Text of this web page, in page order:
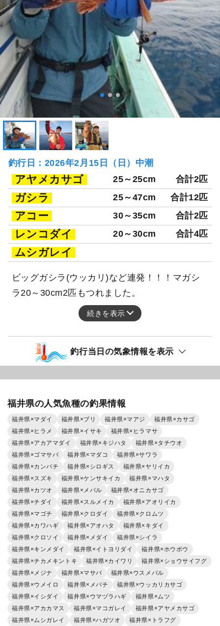
釣行日：2026年2月15日（日）中潮
アヤメカサゴ 25～25cm 合計2匹
ガシラ 25～47cm 合計12匹
アコー 30～35cm 合計2匹
レンコダイ 20～30cm 合計4匹
ムシガレイ
ビッグガシラ(ウッカリ)など連発！！！マガシ
ラ20～30cm2匹もつれました。
続きを表示
釣行当日の気象情報を表示
福井県の人気魚種の釣果情報
福井県×マダイ 福井県×ブリ 福井県×マアジ
福井県×カサゴ
福井県×ヒラメ
福井県×イサキ
福井県×ヒラマサ
福井県×アカアマダイ
福井県×キジハタ
福井県×タチウオ
福井県×ゴマサバ
福井県×マダコ
福井県×サワラ
福井県×カンパチ
福井県×シロギス
福井県×ヤリイカ
福井県×スズキ
福井県×ケンサキイカ
福井県×マハタ
福井県×カツオ
福井県×メバル
福井県×オニカサゴ
福井県×チダイ
福井県×スルメイカ
福井県×アオリイカ
福井県×マゴチ
福井県×クロダイ
福井県×クロムツ
福井県×カワハギ
福井県×アオハタ
福井県×キダイ
福井県×クロソイ
福井県×メダイ
福井県×シイラ
福井県×キンメダイ
福井県×イトヨリダイ
福井県×ホウボウ
福井県×チカメキントキ
福井県×カイワリ
福井県×ショウサイフグ
福井県×メジナ
福井県×マサバ
福井県×ウスメバル
福井県×ウメイロ
福井県×メバチ
福井県×ウッカリカサゴ
福井県×イシダイ
福井県×ウマヅラハギ
福井県×ムツ
福井県×アカカマス
福井県×マコガレイ
福井県×アヤメカサゴ
福井県×ムシガレイ
福井県×ハガツオ
福井県×トラフグ